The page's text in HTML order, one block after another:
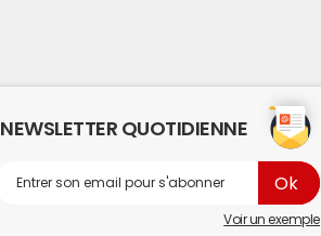
NEWSLETTER QUOTIDIENNE
Voir un exemple